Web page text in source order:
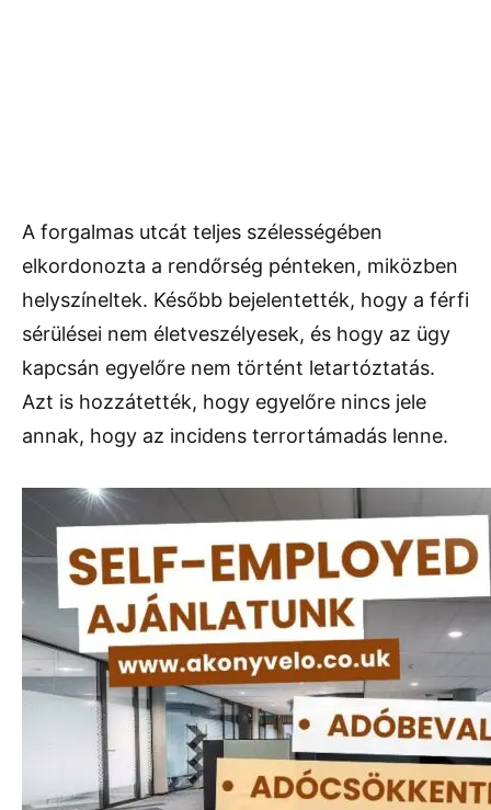
A forgalmas utcát teljes szélességében
elkordonozta a rendőrség pénteken, miközben
helyszíneltek. Később bejelentették, hogy a férfi
sérülései nem életveszélyesek, és hogy az ügy
kapcsán egyelőre nem történt letartóztatás.
Azt is hozzátették, hogy egyelőre nincs jele
annak, hogy az incidens terrortámadás lenne.